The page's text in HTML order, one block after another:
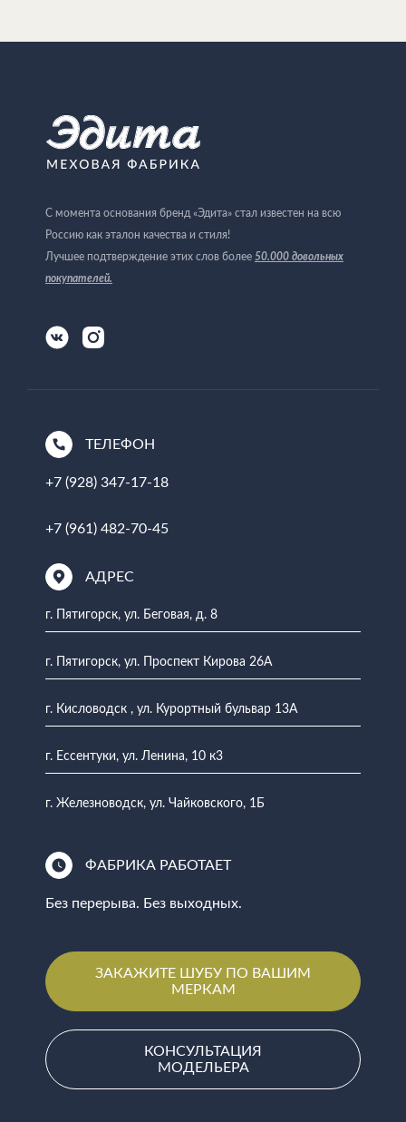
С момента основания бренд «Эдита» стал известен на всю
Россию как эталон качества и стиля!
Лучшее подтверждение этих слов более 50.000 довольных
покупателей.
ТЕЛЕФОН
+7 (928) 347-17-18
+7 (961) 482-70-45
АДРЕС
г. Пятигорск, ул. Беговая, д. 8
г. Пятигорск, ул. Проспект Кирова 26А
г. Кисловодск , ул. Курортный бульвар 13А
г. Ессентуки, ул. Ленина, 10 к3
г. Железноводск, ул. Чайковского, 1Б
ФАБРИКА РАБОТАЕТ
Без перерыва. Без выходных.
ЗАКАЖИТЕ ШУБУ ПО ВАШИМ
МЕРКАМ
КОНСУЛЬТАЦИЯ
МОДЕЛЬЕРА